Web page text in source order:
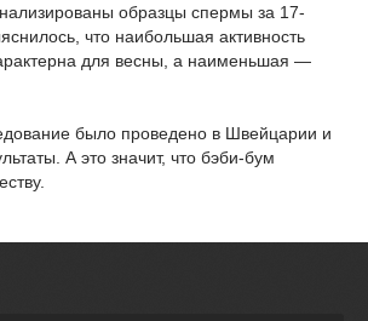
образцы спермы за 17-
что наибольшая активность
для весны, а наименьшая —
было проведено в Швейцарии и
А это значит, что бэби-бум